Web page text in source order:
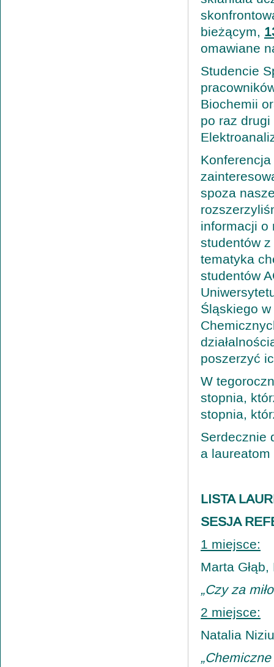
bieżącym,
omawiane
Studencie
Biochemii
po raz drugi
spoza
informacji o
studentów
tematyka
studentów
Śląskiego w
poszerzyć
W
stopnia,
stopnia,
Serdecznie
a
LISTA
SESJA
1 miejsce:
Marta
„Czy za
2 miejsce:
Natalia